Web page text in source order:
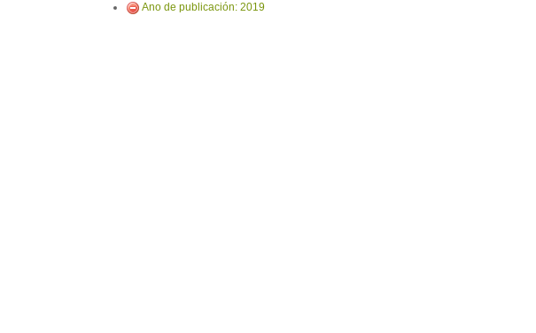
Ano de publicación: 2019